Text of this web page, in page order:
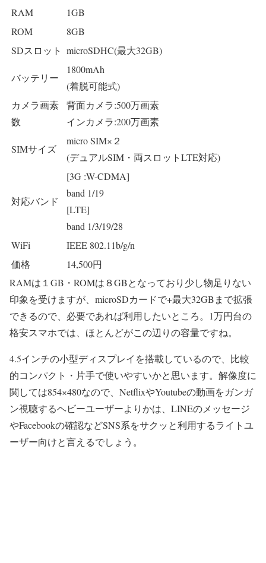
RAM
1GB
ROM
8GB
SDスロット microSDHC(最大32GB)
バッテリー
1800mAh
(着脱可能式)
カメラ画素
数
背面カメラ:500万画素
インカメラ:200万画素
SIMサイズ
micro SIM×２
(デュアルSIM・両スロットLTE対応)
対応バンド
[3G :W-CDMA]
band 1/19
[LTE]
band 1/3/19/28
WiFi
IEEE 802.11b/g/n
価格
14,500円
RAMは１GB・ROMは８GBとなっており少し物足りない
印象を受けますが、microSDカードで+最大32GBまで拡張
できるので、必要であれば利用したいところ。1万円台の
格安スマホでは、ほとんどがこの辺りの容量ですね。
4.5インチの小型ディスプレイ を搭載しているので、比較
的コンパクト・片手で使いやすいかと思います。解像度に
関しては854×480なので、NetflixやYoutubeの動画をガンガ
ン視聴するヘビーユーザーよりかは、LINEのメッセージ
やFacebookの確認などSNS系をサクッと利用するライトユ
ーザー向けと言えるでしょう。